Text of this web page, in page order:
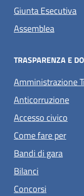
Giunta Esecutiva
Assemblea
TRASPARENZA E
Amministrazione
Anticorruzione
Accesso civico
Come fare per
Bandi di gara
Bilanci
Concorsi